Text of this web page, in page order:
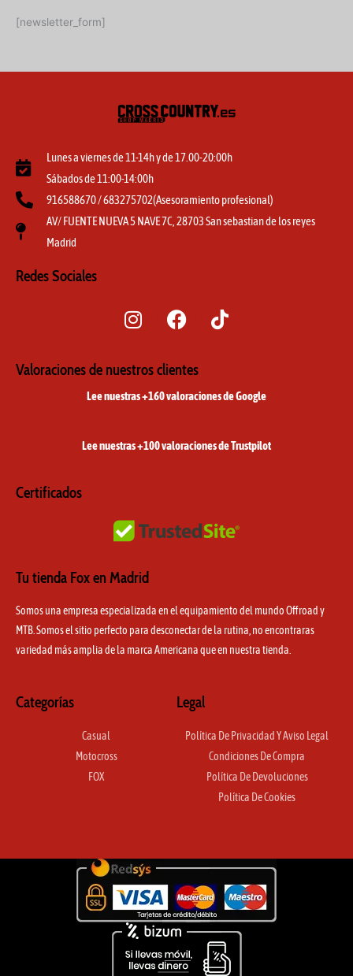
[newsletter_form]
Lunes a viernes de 11-14h y de 17.00-20:00h
Sábados de 11:00-14:00h
916588670 / 683275702(Asesoramiento profesional)
AV/ FUENTE NUEVA 5 NAVE 7C, 28703 San sebastian de los reyes
Madrid
Redes Sociales
I
n
t
g
a
F
a
e
b
o
k
T
i
o
k
Valoraciones de nuestros clientes
Lee nuestras +160 valoraciones de Google
Lee nuestras +100 valoraciones de Trustpilot
Certificados
Tu tienda Fox en Madrid
Somos una empresa especializada en el equipamiento del mundo Offroad y
MTB. Somos el sitio perfecto para desconectar de la rutina, no encontraras
variedad más amplia de la marca Americana que en nuestra tienda.
Categorías
Casual
Motocross
FOX
Legal
Política De Privacidad Y Aviso Legal
Condiciones De Compra
Política De Devoluciones
Política De Cookies